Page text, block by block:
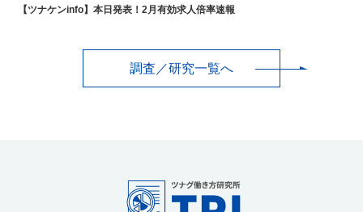
【ツナケンinfo】本日発表！2月有効求人倍率速報
調査／研究一覧へ